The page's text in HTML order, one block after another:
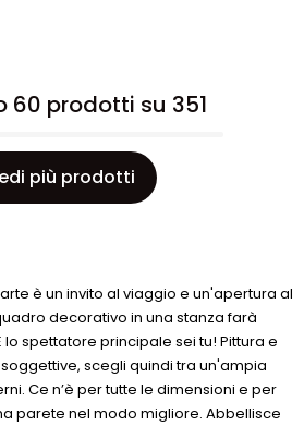
60 prodotti su 351
più prodotti
è un invito al viaggio e un'apertura al
decorativo in una stanza farà
spettatore principale sei tu! Pittura e
scegli quindi tra un'ampia
Ce n’è per tutte le dimensioni e per
parete nel modo migliore. Abbellisce